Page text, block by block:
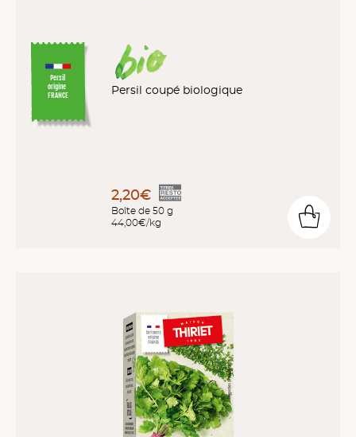
Persil
origine
FRANCE Persil coupé biologique
2,20€
Boîte de 50 g
44,00€/kg